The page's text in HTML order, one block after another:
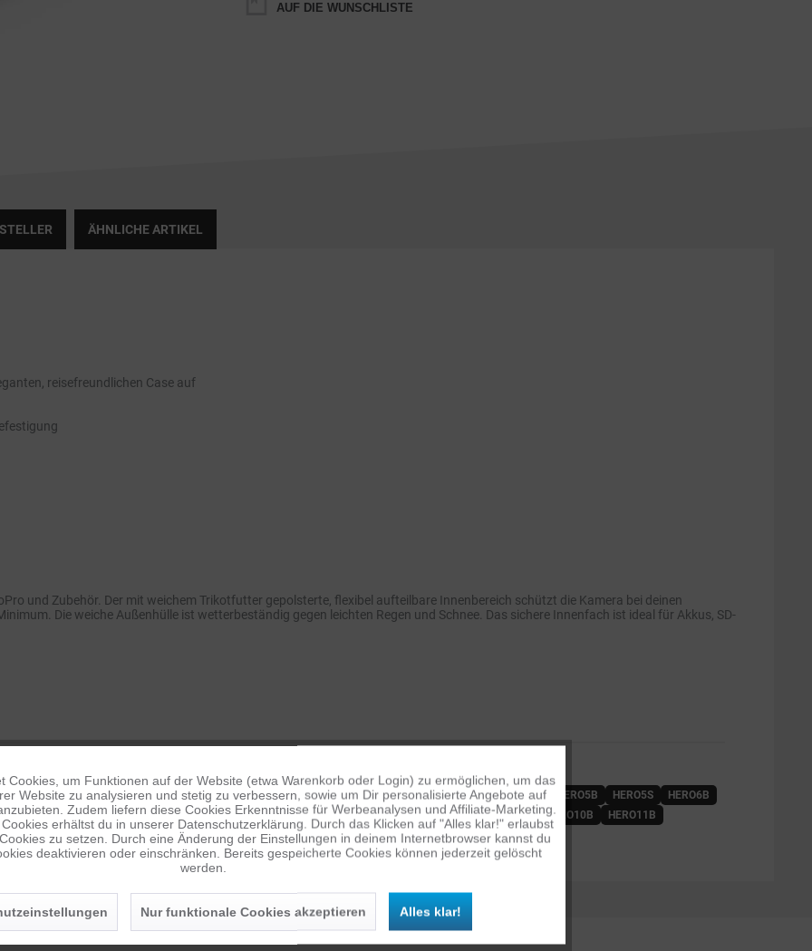
AUF DIE WUNSCHLISTE
ÄHNLICHE ARTIKEL
reisefreundlichen Case auf
und Zubehör. Der mit weichem Trikotfutter gepolsterte, flexibel aufteilbare Innenbereich schützt die Kamera bei deinen
Die weiche Außenhülle ist wetterbeständig gegen leichten Regen und Schnee. Das sichere Innenfach ist ideal für Akkus, SD-
HERO HERO1 HERO2 HERO3 HERO3+ HERO4 HERO5B HERO5S
HERO6B
HERO7B
HERO7S HERO7W HERO8B HERO9B HERO10B
HERO11B
HERO12B
HERO13B HEROS MAX
Aktiv
Inaktiv
Inaktiv
Cookies, um Funktionen auf der Website (etwa Warenkorb oder Login) zu ermöglichen, um das
Website zu analysieren und stetig zu verbessern, sowie um Dir personalisierte Angebote auf
Zudem liefern diese Cookies Erkenntnisse für Werbeanalysen und Affiliate-Marketing.
erhältst du in unserer Datenschutzerklärung. Durch das Klicken auf "Alles klar!" erlaubst
zu setzen. Durch eine Änderung der Einstellungen in deinem Internetbrowser kannst du
deaktivieren oder einschränken. Bereits gespeicherte Cookies können jederzeit gelöscht
werden.
Nur funktionale Cookies akzeptieren Alles klar!